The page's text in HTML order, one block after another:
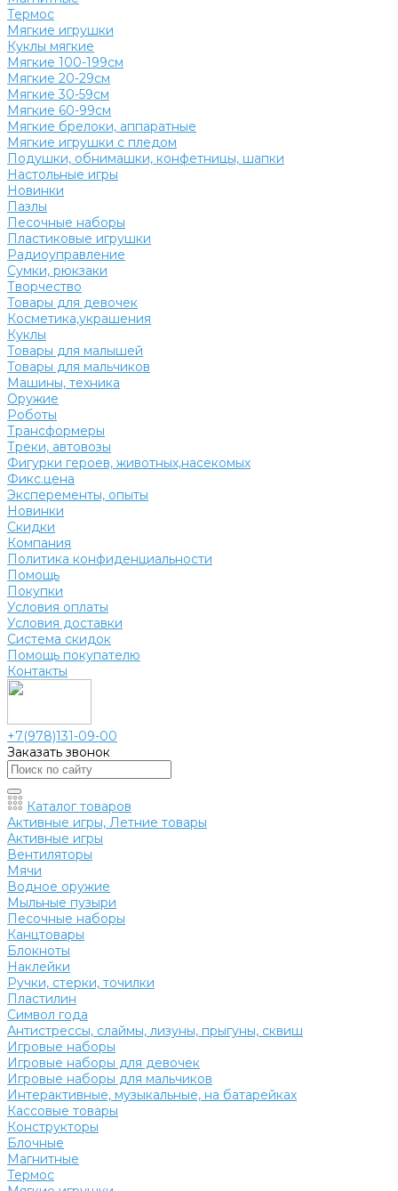
Термос
Мягкие игрушки
Куклы мягкие
Мягкие 100-199см
Мягкие 20-29см
Мягкие 30-59см
Мягкие 60-99см
Мягкие брелоки, аппаратные
Мягкие игрушки с пледом
Подушки, обнимашки, конфетницы, шапки
Настольные игры
Новинки
Пазлы
Песочные наборы
Пластиковые игрушки
Радиоуправление
Сумки, рюкзаки
Творчество
Товары для девочек
Косметика,украшения
Куклы
Товары для малышей
Товары для мальчиков
Машины, техника
Оружие
Роботы
Трансформеры
Треки, автовозы
Фигурки героев, животных,насекомых
Фикс.цена
Эксперементы, опыты
Новинки
Скидки
Компания
Политика конфиденциальности
Помощь
Покупки
Условия оплаты
Условия доставки
Система скидок
Помощь покупателю
Контакты
+7(978)131-09-00
Заказать звонок
Каталог товаров
Активные игры, Летние товары
Активные игры
Вентиляторы
Мячи
Водное оружие
Мыльные пузыри
Песочные наборы
Канцтовары
Блокноты
Наклейки
Ручки, стерки, точилки
Пластилин
Символ года
Антистрессы, слаймы, лизуны, прыгуны, сквиш
Игровые наборы
Игровые наборы для девочек
Игровые наборы для мальчиков
Интерактивные, музыкальные, на батарейках
Кассовые товары
Конструкторы
Блочные
Магнитные
Термос